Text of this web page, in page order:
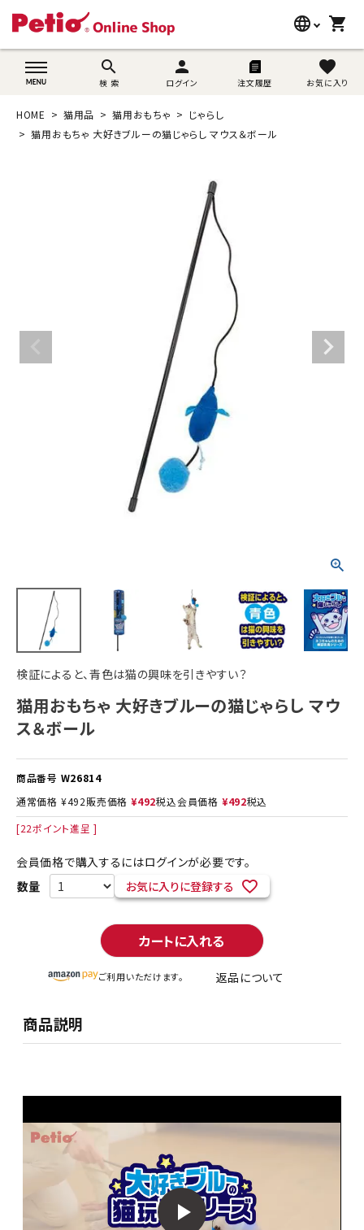
language
wovn-lang-name
shopping_cart
search
検 索
person
ログイン 注文履歴
favorite
お気に入り
search
猫用品
person
HOME 猫用品 猫用おもちゃ
じゃらし
猫用おもちゃ 大好きブルーの猫じゃらし マウス＆ボール
検証によると、青色は猫の興味を引きやすい？
猫用おもちゃ 大好きブルーの猫じゃらし マウ
ス＆ボール
商品番号 W26814
通常価格 ¥492販売価格 ¥492税込会員価格 ¥492税込
[22ポイント進呈 ]
会員価格で購入するにはログインが必要です。
お気に入りに登録する
カートに入れる
ご利用いただけます。 返品について
商品説明